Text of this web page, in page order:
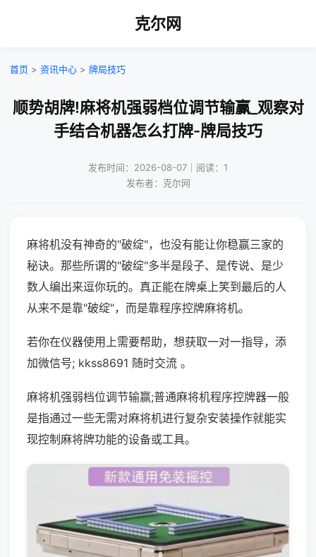
克尔网
首页 > 资讯中心 > 牌局技巧
顺势胡牌!麻将机强弱档位调节输赢_观察对
手结合机器怎么打牌-牌局技巧
发布时间：2026-08-07｜阅读：1
发布者：克尔网
麻将机没有神奇的"破绽"，也没有能让你稳赢三家的
秘诀。那些所谓的"破绽"多半是段子、是传说、是少
数人编出来逗你玩的。真正能在牌桌上笑到最后的人
从来不是靠"破绽"，而是靠程序控牌麻将机。
若你在仪器使用上需要帮助，想获取一对一指导，添
加微信号; kkss8691 随时交流 。
麻将机强弱档位调节输赢;普通麻将机程序控牌器一般
是指通过一些无需对麻将机进行复杂安装操作就能实
现控制麻将牌功能的设备或工具。